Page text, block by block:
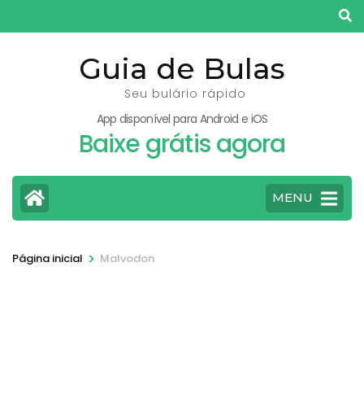
para
Guia de Bulas
Seu bulário rápido
App disponível para Android e iOS
Baixe grátis agora
MENU
Página inicial > Malvodon